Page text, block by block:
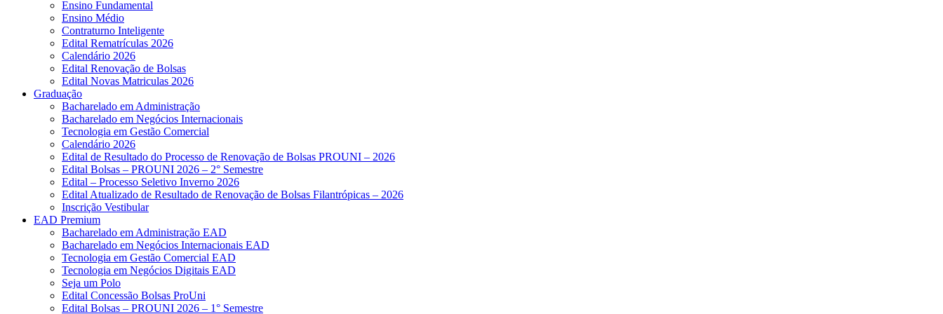
Ensino Fundamental
Ensino Médio
Contraturno Inteligente
Edital Rematrículas 2026
Calendário 2026
Edital Renovação de Bolsas
Edital Novas Matriculas 2026
Graduação
Bacharelado em Administração
Bacharelado em Negócios Internacionais
Tecnologia em Gestão Comercial
Calendário 2026
Edital de Resultado do Processo de Renovação de Bolsas PROUNI – 2026
Edital Bolsas – PROUNI 2026 – 2° Semestre
Edital – Processo Seletivo Inverno 2026
Edital Atualizado de Resultado de Renovação de Bolsas Filantrópicas – 2026
Inscrição Vestibular
EAD Premium
Bacharelado em Administração EAD
Bacharelado em Negócios Internacionais EAD
Tecnologia em Gestão Comercial EAD
Tecnologia em Negócios Digitais EAD
Seja um Polo
Edital Concessão Bolsas ProUni
Edital Bolsas – PROUNI 2026 – 1° Semestre